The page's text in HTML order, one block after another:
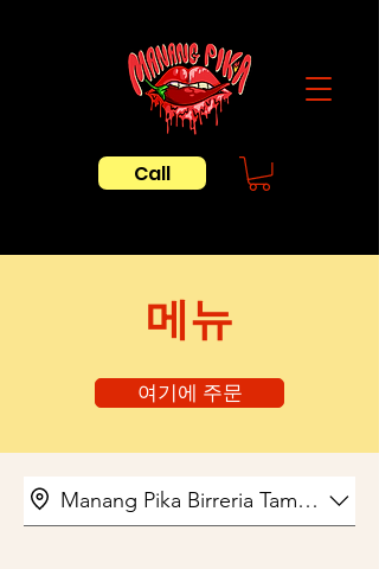
Call
​메뉴
여기에 주문
Manang Pika Birreria Tamuning